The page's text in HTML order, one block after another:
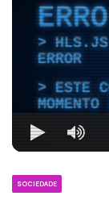
ERROR
ESTE
SOCIEDADE